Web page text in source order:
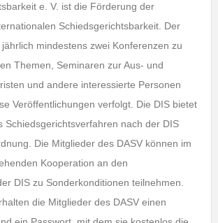
e. V. ist die Förderung der
Schiedsgerichtsbarkeit. Der
mindestens zwei Konferenzen zu
Themen, Seminaren zur Aus- und
und andere interessierte Personen
Veröffentlichungen verfolgt. Die DIS bietet
Schiedsgerichtsverfahren nach der DIS
Die Mitglieder des DASV können im
Kooperation an den
DIS zu Sonderkonditionen teilnehmen.
die Mitglieder des DASV einen